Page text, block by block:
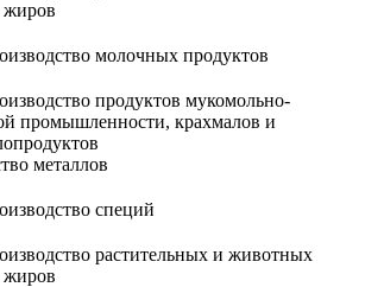
жиров
молочных продуктов
продуктов мукомольно-
промышленности, крахмалов и
металлов
специй
растительных и животных
жиров